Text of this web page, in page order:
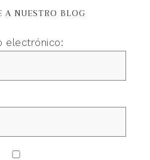
A NUESTRO BLOG
electrónico: